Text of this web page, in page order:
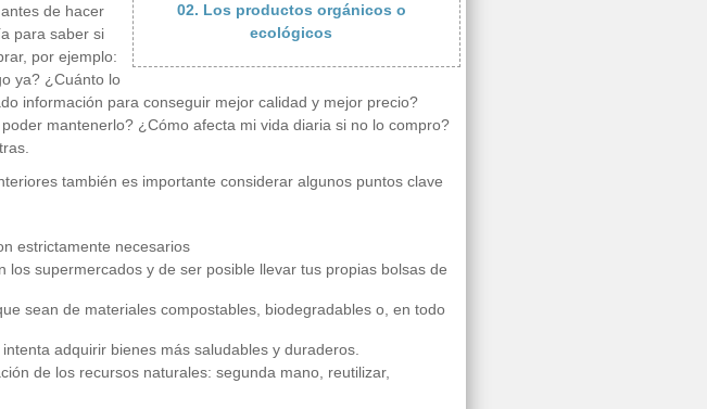
02. Los productos orgánicos o
ecológicos
de hacer
para saber si
por ejemplo:
ya? ¿Cuánto lo
información para conseguir mejor calidad y mejor precio?
mantenerlo? ¿Cómo afecta mi vida diaria si no lo compro?
también es importante considerar algunos puntos clave
estrictamente necesarios
los supermercados y de ser posible llevar tus propias bolsas de
sean de materiales compostables, biodegradables o, en todo
adquirir bienes más saludables y duraderos.
de los recursos naturales: segunda mano, reutilizar,